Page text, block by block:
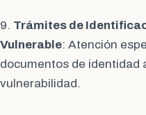
9. Trámites de
Vulnerable: Atención
documentos de identidad
vulnerabilidad.